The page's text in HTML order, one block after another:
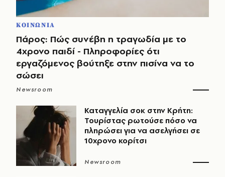
ΚΟΙΝΩΝΙΑ
Πάρος: Πώς συνέβη η τραγωδία με το
4χρονο παιδί - Πληροφορίες ότι
εργαζόμενος βούτηξε στην πισίνα να το
σώσει
Newsroom
Καταγγελία σοκ στην Κρήτη:
Τουρίστας ρωτούσε πόσο να
πληρώσει για να ασελγήσει σε
10χρονο κορίτσι
Newsroom